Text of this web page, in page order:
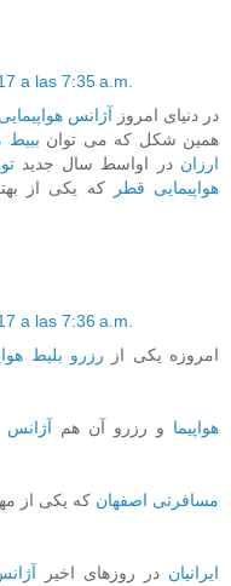
a las 7:35 a.m.
در دنیای امروز آژانس هواپیمایی
همین شکل که می توان ببیط
ارزان در اواسط سال جدید
هواپیمایی قطر
که یکی از
a las 7:36 a.m.
امروزه یکی از رزرو بلیط
هواپیما و رزرو آن هم
مسافرتی اصفهان که یکی از
ایرانیان در روزهای اخیر